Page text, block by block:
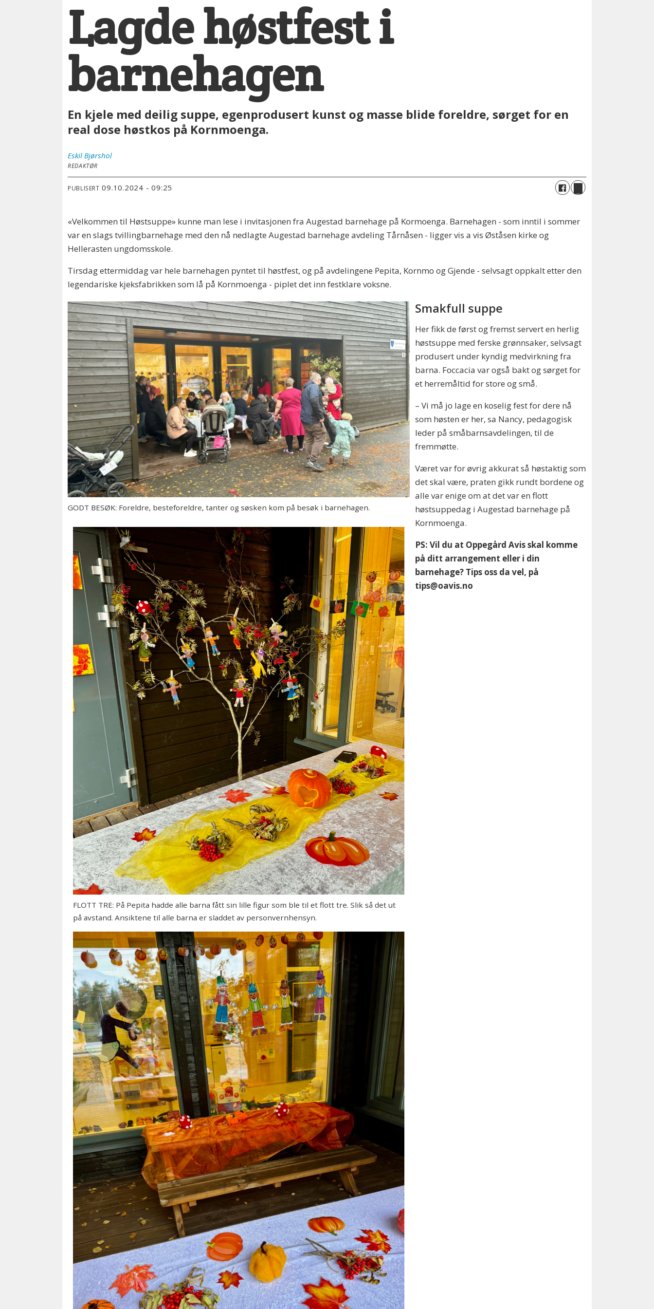
Lagde høstfest i
barnehagen
En kjele med deilig suppe, egenprodusert kunst og masse blide foreldre, sørget for en
real dose høstkos på Kornmoenga.
Eskil Bjørshol
REDAKTØR
PUBLISERT 09.10.2024 - 09:25
«Velkommen til Høstsuppe» kunne man lese i invitasjonen fra Augestad barnehage på Kormoenga. Barnehagen - som inntil i sommer
var en slags tvillingbarnehage med den nå nedlagte Augestad barnehage avdeling Tårnåsen - ligger vis a vis Øståsen kirke og
Hellerasten ungdomsskole.
Tirsdag ettermiddag var hele barnehagen pyntet til høstfest, og på avdelingene Pepita, Kornmo og Gjende - selvsagt oppkalt etter den
legendariske kjeksfabrikken som lå på Kornmoenga - piplet det inn festklare voksne.
GODT BESØK: Foreldre, besteforeldre, tanter og søsken kom på besøk i barnehagen.
FLOTT TRE: På Pepita hadde alle barna fått sin lille figur som ble til et flott tre. Slik så det ut
på avstand. Ansiktene til alle barna er sladdet av personvernhensyn.
Smakfull suppe
Her fikk de først og fremst servert en herlig
høstsuppe med ferske grønnsaker, selvsagt
produsert under kyndig medvirkning fra
barna. Foccacia var også bakt og sørget for
et herremåltid for store og små.
– Vi må jo lage en koselig fest for dere nå
som høsten er her, sa Nancy, pedagogisk
leder på småbarnsavdelingen, til de
fremmøtte.
Været var for øvrig akkurat så høstaktig som
det skal være, praten gikk rundt bordene og
alle var enige om at det var en flott
høstsuppedag i Augestad barnehage på
Kornmoenga.
PS: Vil du at Oppegård Avis skal komme
på ditt arrangement eller i din
barnehage? Tips oss da vel, på
tips@oavis.no